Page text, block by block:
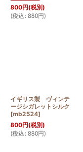
800円(税別)
(税込 : 880円)
イギリス製 ヴィンテ
ージシガレットシルク
[mb2524]
800円(税別)
(税込 : 880円)